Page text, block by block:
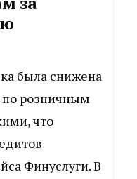
была снижена
по розничным
что
Финуслуги. В